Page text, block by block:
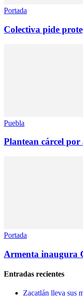
Portada
Colectiva pide
Puebla
Plantean cárcel por
Portada
Armenta inaugura
Entradas recientes
Zacatlán lleva sus